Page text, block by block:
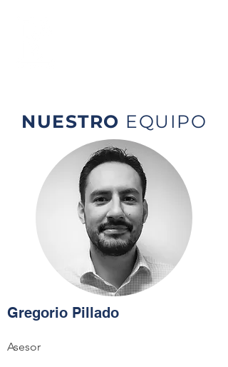
NUESTRO EQUIPO
Gregorio Pillado
Asesor